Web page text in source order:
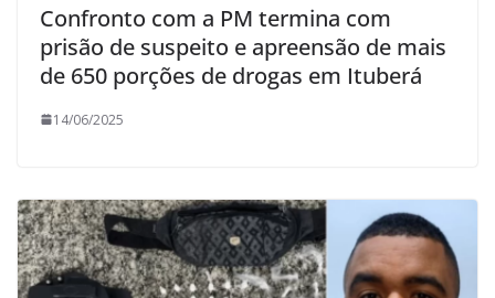
Confronto com a PM termina com
prisão de suspeito e apreensão de mais
de 650 porções de drogas em Ituberá
14/06/2025